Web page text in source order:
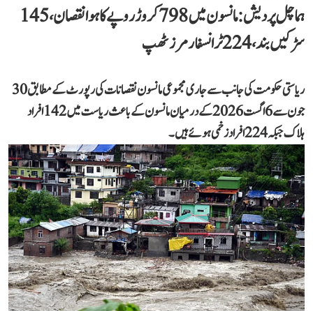
ہماچل پردیش: مانسون میں 798 کروڑ روپے کا ہوا نقصان، 145
سڑکیں بند، 224 ٹرانسفارمرز ٹھپ
ریاستی حکومت کی جانب سے جاری مجموعی مانسون نقصانات کی رپورٹ کے مطابق 30
جون سے 6 اگست 2026 کے درمیان مانسون کے باعث ریاست میں 142 افراد
ہلاک جبکہ 224 افراد زخمی ہوئے ہیں۔